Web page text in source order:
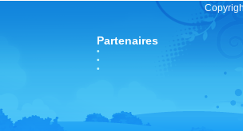
Partenaires
•
•
•